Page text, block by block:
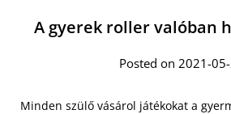
A gyerek roller valóban
Posted on 2021-
Minden szülő vásárol játékokat a